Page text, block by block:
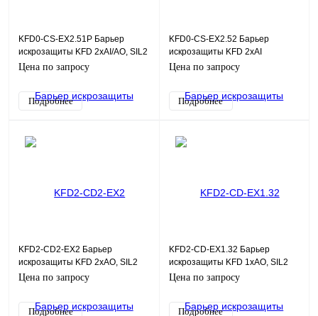
KFD0-CS-EX2.51P Барьер
искрозащиты KFD 2хAI/AO, SIL2
Цена по запросу
Подробнее
KFD0-CS-EX2.52 Барьер
искрозащиты KFD 2хAI
Цена по запросу
Подробнее
KFD2-CD2-EX2 Барьер
искрозащиты KFD 2хAO, SIL2
Цена по запросу
Подробнее
KFD2-CD-EX1.32 Барьер
искрозащиты KFD 1хAO, SIL2
Цена по запросу
Подробнее